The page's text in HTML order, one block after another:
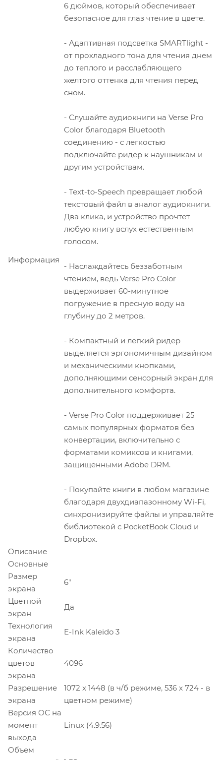
Информация
6 дюймов, который обеспечивает
безопасное для глаз чтение в цвете.
- Адаптивная подсветка SMARTlight -
от прохладного тона для чтения днем
до теплого и расслабляющего
желтого оттенка для чтения перед
сном.
- Слушайте аудиокниги на Verse Pro
Color благодаря Bluetooth
соединению - с легкостью
подключайте ридер к наушникам и
другим устройствам.
- Text-to-Speech превращает любой
текстовый файл в аналог аудиокниги.
Два клика, и устройство прочтет
любую книгу вслух естественным
голосом.
- Наслаждайтесь беззаботным
чтением, ведь Verse Pro Color
выдерживает 60-минутное
погружение в пресную воду на
глубину до 2 метров.
- Компактный и легкий ридер
выделяется эргономичным дизайном
и механическими кнопками,
дополняющими сенсорный экран для
дополнительного комфорта.
- Verse Pro Color поддерживает 25
самых популярных форматов без
конвертации, включительно с
форматами комиксов и книгами,
защищенными Adobe DRM.
- Покупайте книги в любом магазине
благодаря двухдиапазонному Wi-Fi,
синхронизируйте файлы и управляйте
библиотекой с PocketBook Cloud и
Dropbox.
Описание
Основные
Размер
экрана
6"
Цветной
экран
Да
Технология
экрана
E-Ink Kaleido 3
Количество
цветов
экрана
4096
Разрешение
экрана
1072 x 1448 (в ч/б режиме, 536 x 724 - в
цветном режиме)
Версия ОС на
момент
выхода
Linux (4.9.56)
Объем